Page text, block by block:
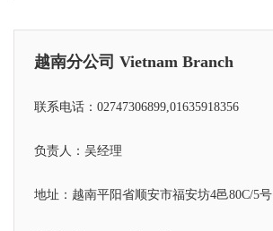
越南分公司 Vietnam Branch
联系电话：02747306899,01635918356
负责人：吴经理
地址：越南平阳省顺安市福安坊4邑80C/5号